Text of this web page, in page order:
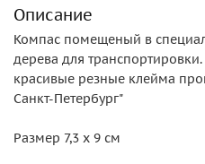
Описание
Компас помещеный в
дерева для транспортировки.
красивые резные клейма
Санкт-Петербург"
Размер 7,3 x 9 см